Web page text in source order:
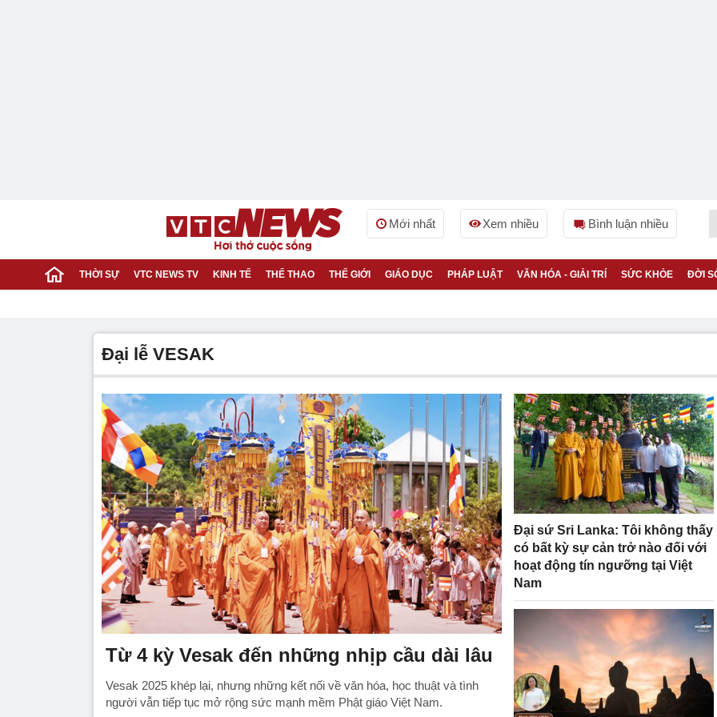
Mới nhất Xem nhiều Bình luận nhiều
THỜI SỰ VTC NEWS TV KINH TẾ THỂ THAO THẾ GIỚI GIÁO DỤC PHÁP LUẬT VĂN HÓA - GIẢI TRÍ SỨC KHỎE ĐỜI
Đại lễ VESAK
Từ 4 kỳ Vesak đến những nhịp cầu dài lâu
Vesak 2025 khép lại, nhưng những kết nối về văn hóa, học thuật và tình
người vẫn tiếp tục mở rộng sức mạnh mềm Phật giáo Việt Nam.
Đại sứ Sri Lanka: Tôi không thấy
có bất kỳ sự cản trở nào đối với
hoạt động tín ngưỡng tại Việt
Nam